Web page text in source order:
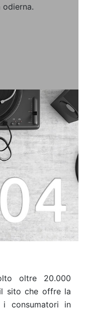
oltre 20.000
sito che offre la
i consumatori in